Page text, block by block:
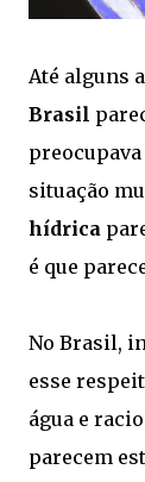
Até alguns
Brasil
situação
hídrica
é que
No Brasil,
esse
água e
parecem